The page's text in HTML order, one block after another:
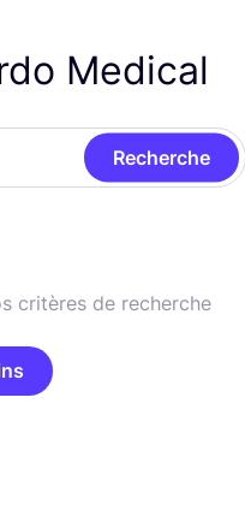
Medical
Recherche
critères de recherche